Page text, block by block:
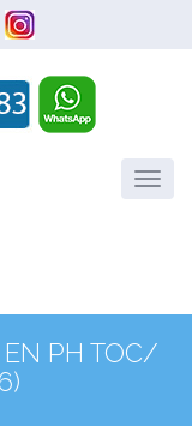
EN PH TOC/